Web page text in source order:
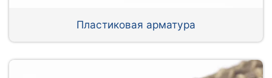
Пластиковая арматура